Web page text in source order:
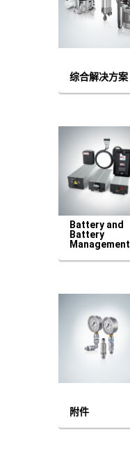
综合解决方案
Battery and
Battery
Management
附件